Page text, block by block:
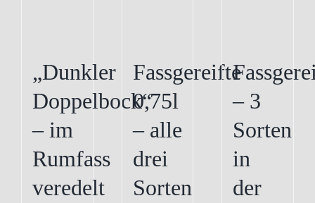
können
der
Produktseite
gewählt
werden
„Dunkler
Doppelbock“
– im
Rumfass
veredelt
Fassgereifte
0,75l
– alle
drei
Sorten
– 3
Sorten
in
der